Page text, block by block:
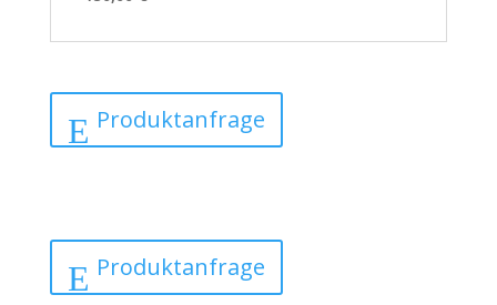
Produktanfrage
Produktanfrage